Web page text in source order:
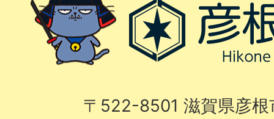
〒522-8501 滋賀県彦